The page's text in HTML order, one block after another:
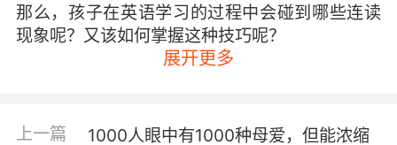
那么，孩子在英语学习的过程中会碰到哪些连读
现象呢？又该如何掌握这种技巧呢？
象：
展开更多
上一篇
1000人眼中有1000种母爱，但能浓缩